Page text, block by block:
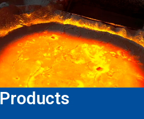
Products